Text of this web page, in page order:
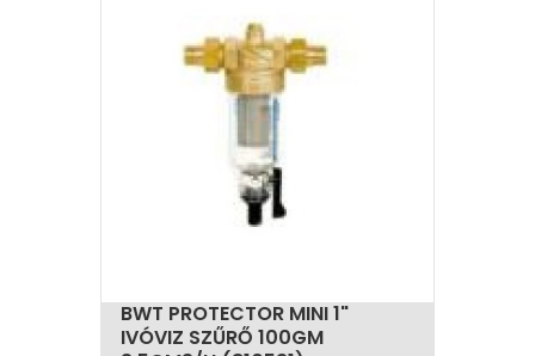
BWT PROTECTOR MINI 1"
IVÓVIZ SZŰRŐ 100GM